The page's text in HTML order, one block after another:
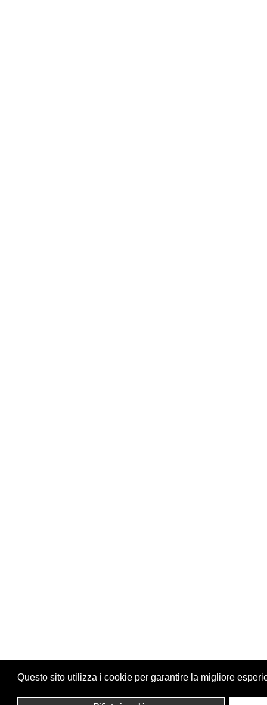
Questo sito utilizza i cookie per garantire la migliore